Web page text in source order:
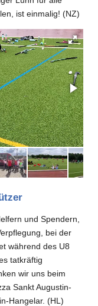
ist einmalig! (NZ)
und Spendern,
bei der
während des U8
tatkräftig
wir uns beim
Sankt Augustin-
Hangelar. (HL)